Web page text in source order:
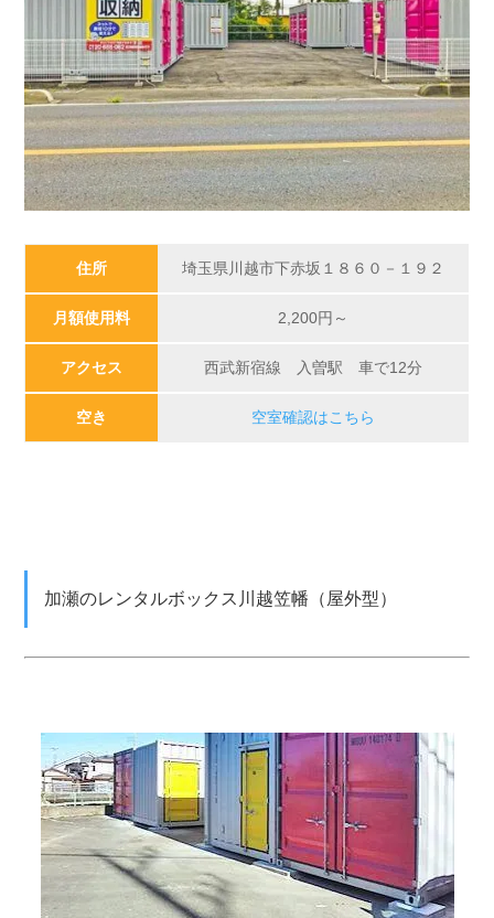
住所 埼玉県川越市下赤坂１８６０－１９２
月額使用料 2,200円～
アクセス 西武新宿線 入曽駅 車で12分
空き 空室確認はこちら
加瀬のレンタルボックス川越笠幡（屋外型）